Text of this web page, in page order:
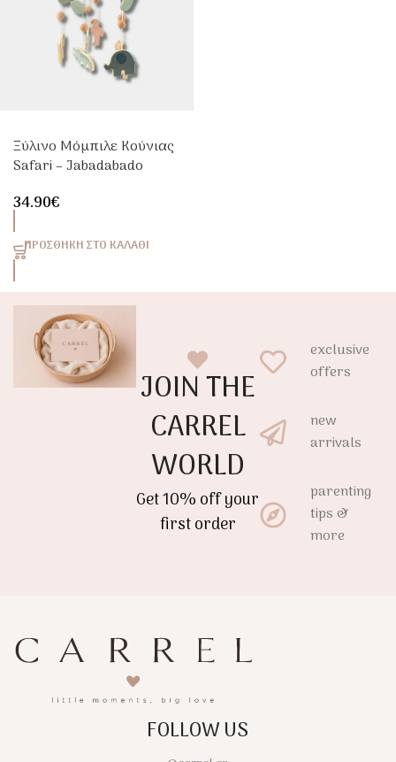
Ξύλινο Μόμπιλε Κούνιας
Safari – Jabadabado
34.90€
ΠΡΟΣΘΉΚΗ ΣΤΟ ΚΑΛΆΘΙ
JOIN THE
CARREL
WORLD
Get 10% off your
first order
exclusive
offers
new
arrivals
parenting
tips &
more
FOLLOW US